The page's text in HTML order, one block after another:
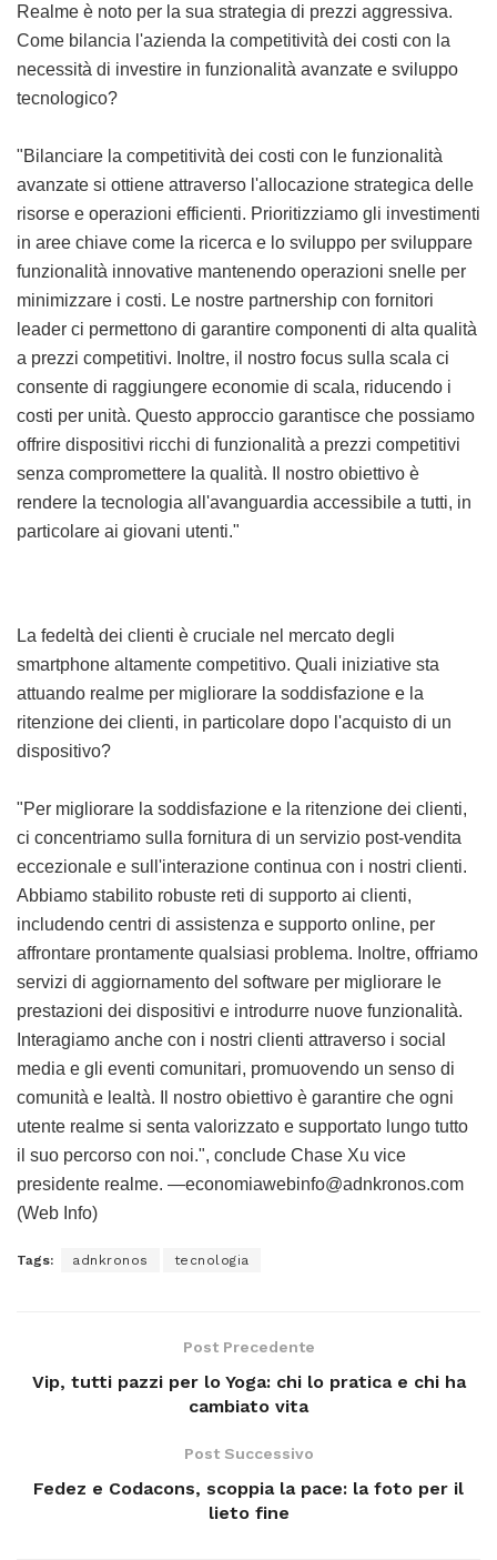
Realme è noto per la sua strategia di prezzi aggressiva.
Come bilancia l'azienda la competitività dei costi con la
necessità di investire in funzionalità avanzate e sviluppo
tecnologico?
"Bilanciare la competitività dei costi con le funzionalità
avanzate si ottiene attraverso l'allocazione strategica delle
risorse e operazioni efficienti. Prioritizziamo gli investimenti
in aree chiave come la ricerca e lo sviluppo per sviluppare
funzionalità innovative mantenendo operazioni snelle per
minimizzare i costi. Le nostre partnership con fornitori
leader ci permettono di garantire componenti di alta qualità
a prezzi competitivi. Inoltre, il nostro focus sulla scala ci
consente di raggiungere economie di scala, riducendo i
costi per unità. Questo approccio garantisce che possiamo
offrire dispositivi ricchi di funzionalità a prezzi competitivi
senza compromettere la qualità. Il nostro obiettivo è
rendere la tecnologia all'avanguardia accessibile a tutti, in
particolare ai giovani utenti."
La fedeltà dei clienti è cruciale nel mercato degli
smartphone altamente competitivo. Quali iniziative sta
attuando realme per migliorare la soddisfazione e la
ritenzione dei clienti, in particolare dopo l'acquisto di un
dispositivo?
"Per migliorare la soddisfazione e la ritenzione dei clienti,
ci concentriamo sulla fornitura di un servizio post-vendita
eccezionale e sull'interazione continua con i nostri clienti.
Abbiamo stabilito robuste reti di supporto ai clienti,
includendo centri di assistenza e supporto online, per
affrontare prontamente qualsiasi problema. Inoltre, offriamo
servizi di aggiornamento del software per migliorare le
prestazioni dei dispositivi e introdurre nuove funzionalità.
Interagiamo anche con i nostri clienti attraverso i social
media e gli eventi comunitari, promuovendo un senso di
comunità e lealtà. Il nostro obiettivo è garantire che ogni
utente realme si senta valorizzato e supportato lungo tutto
il suo percorso con noi.", conclude Chase Xu vice
presidente realme. —economiawebinfo@adnkronos.com
(Web Info)
Tags: adnkronos tecnologia
Post Precedente
Vip, tutti pazzi per lo Yoga: chi lo pratica e chi ha
cambiato vita
Post Successivo
Fedez e Codacons, scoppia la pace: la foto per il
lieto fine